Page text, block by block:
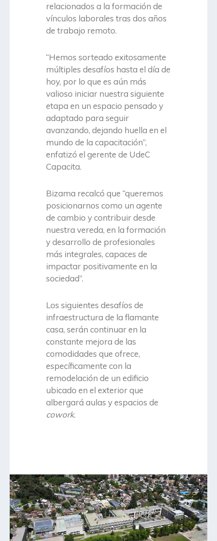
relacionados a la formación de
vínculos laborales tras dos años
de trabajo remoto.
“Hemos sorteado exitosamente
múltiples desafíos hasta el día de
hoy, por lo que es aún más
valioso iniciar nuestra siguiente
etapa en un espacio pensado y
adaptado para seguir
avanzando, dejando huella en el
mundo de la capacitación”,
enfatizó el gerente de UdeC
Capacita.
Bizama recalcó que “queremos
posicionarnos como un agente
de cambio y contribuir desde
nuestra vereda, en la formación
y desarrollo de profesionales
más integrales, capaces de
impactar positivamente en la
sociedad”.
Los siguientes desafíos de
infraestructura de la flamante
casa, serán continuar en la
constante mejora de las
comodidades que ofrece,
específicamente con la
remodelación de un edificio
ubicado en el exterior que
albergará aulas y espacios de
cowork.